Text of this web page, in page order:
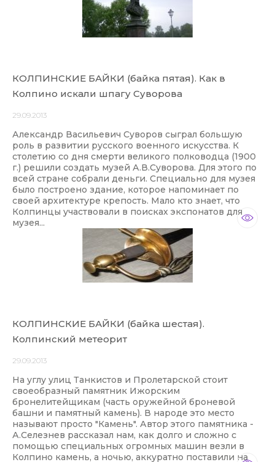
КОЛПИНСКИЕ БАЙКИ (байка пятая). Как в
Колпино искали шпагу Суворова
29.09.2013
Александр Васильевич Суворов сыграл большую
роль в развитии русского военного искусства. К
столетию со дня смерти великого полководца (1900
г.) решили создать музей А.В.Суворова. Для этого по
всей стране собрали деньги. Специально для музея
было построено здание, которое напоминает по
своей архитектуре крепость. Мало кто знает, что
Колпинцы участвовали в поисках экспонатов для
музея...
КОЛПИНСКИЕ БАЙКИ (байка шестая).
Колпинский метеорит
29.09.2013
На углу улиц Танкистов и Пролетарской стоит
своеобразный памятник Ижорским
бронелитейщикам (часть оружейной броневой
башни и памятный камень). В народе это место
называют просто "Камень". Автор этого памятника -
А.Селезнев рассказал нам, как долго и сложно с
помощью специальных огромных машин везли в
Колпино камень, а ночью, аккуратно поставили на